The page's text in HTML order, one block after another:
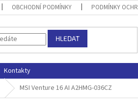
OBCHODNÍ PODMÍNKY PODMÍNKY
HLEDAT
Kontakty
MSI Venture 16 AI A2HMG-036CZ